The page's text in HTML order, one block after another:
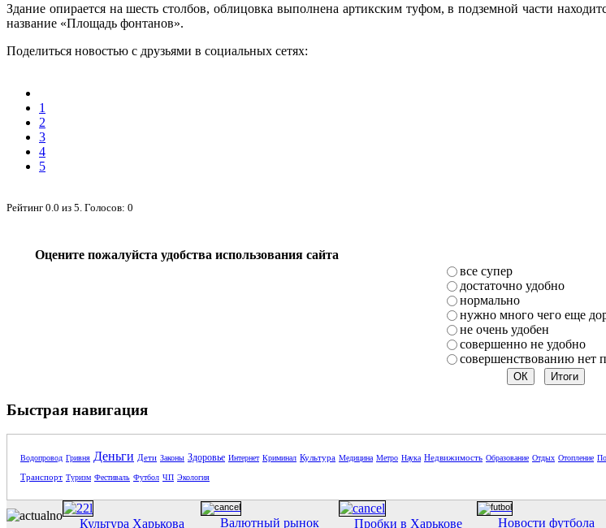
Здание опирается на шесть столбов, облицовка выполнена артикским туфом, в подземной части
название «Площадь фонтанов».
Поделиться новостью с друзьями в социальных сетях:
1
2
3
4
5
Рейтинг 0.0 из 5 . Голосов: 0
Оцените пожалуйста удобства использования сайта
все супер
достаточно удобно
нормально
нужно много чего еще
не очень удобен
совершенно не удобно
совершенствованию нет
Быстрая навигация
Водопровод Гривня Деньги Дети Законы Здоровье Интернет Криминал Культура Медицина Метро Наука Недвижимость Образование Отдых Отопление
Транспорт Туризм Фестиваль Футбол ЧП Экология
Культура Харькова Валютный рынок Пробки в Харькове Новости футбола